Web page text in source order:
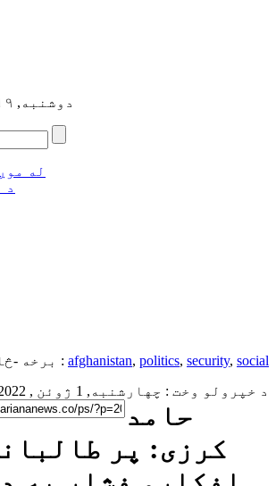
دوشنبه, ۱۹ اسد , ۱۴۰۵
له
د
برخه -څانګه : afghanistan, politics, security, social
د خپرولو وخت : چهارشنبه, 1 ژوئن , 2022
حامد
کرزی: پر